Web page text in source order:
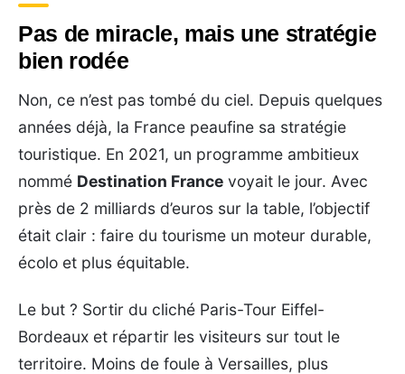
Pas de miracle, mais une stratégie
bien rodée
Non, ce n’est pas tombé du ciel. Depuis quelques
années déjà, la France peaufine sa stratégie
touristique. En 2021, un programme ambitieux
nommé Destination France voyait le jour. Avec
près de 2 milliards d’euros sur la table, l’objectif
était clair : faire du tourisme un moteur durable,
écolo et plus équitable.
Le but ? Sortir du cliché Paris-Tour Eiffel-
Bordeaux et répartir les visiteurs sur tout le
territoire. Moins de foule à Versailles, plus